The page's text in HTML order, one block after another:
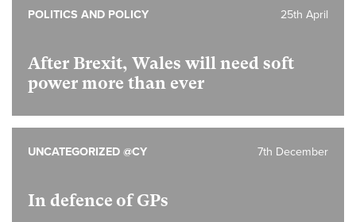
After Brexit, Wales will need soft
power more than ever
25th April
POLITICS AND POLICY
In defence of GPs
7th December
UNCATEGORIZED @CY